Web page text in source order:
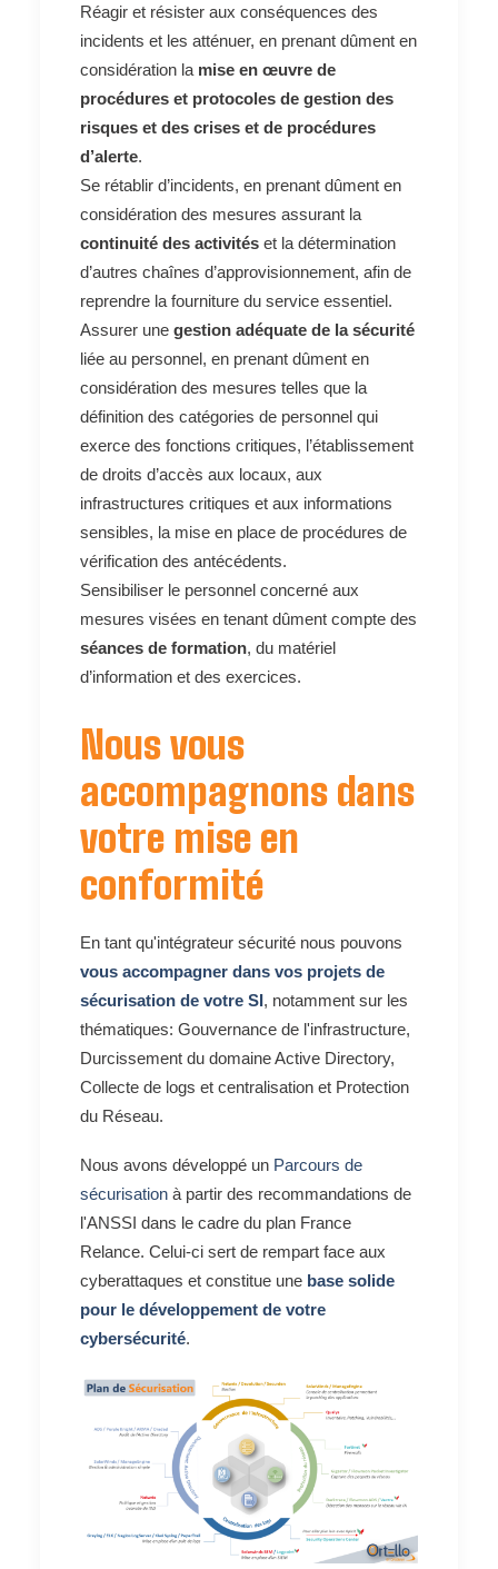
Réagir et résister aux conséquences des
incidents et les atténuer, en prenant dûment en
considération la mise en œuvre de
procédures et protocoles de gestion des
risques et des crises et de procédures
d’alerte.
Se rétablir d’incidents, en prenant dûment en
considération des mesures assurant la
continuité des activités et la détermination
d’autres chaînes d’approvisionnement, afin de
reprendre la fourniture du service essentiel.
Assurer une gestion adéquate de la sécurité
liée au personnel, en prenant dûment en
considération des mesures telles que la
définition des catégories de personnel qui
exerce des fonctions critiques, l’établissement
de droits d’accès aux locaux, aux
infrastructures critiques et aux informations
sensibles, la mise en place de procédures de
vérification des antécédents.
Sensibiliser le personnel concerné aux
mesures visées en tenant dûment compte des
séances de formation, du matériel
d’information et des exercices.
Nous vous
accompagnons dans
votre mise en
conformité
En tant qu'intégrateur sécurité nous pouvons
vous accompagner dans vos projets de
sécurisation de votre SI, notamment sur les
thématiques: Gouvernance de l'infrastructure,
Durcissement du domaine Active Directory,
Collecte de logs et centralisation et Protection
du Réseau.
Nous avons développé un Parcours de
sécurisation à partir des recommandations de
l'ANSSI dans le cadre du plan France
Relance. Celui-ci sert de rempart face aux
cyberattaques et constitue une base solide
pour le développement de votre
cybersécurité.